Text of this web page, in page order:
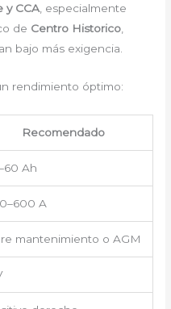
y CCA , especialmente
de Centro Historico
bajo más exigencia.
rendimiento óptimo:
Recomendado
Ah
A
mantenimiento o AGM